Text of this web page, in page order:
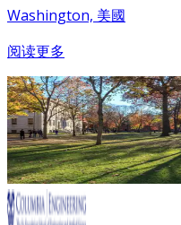
Washington, 美國
阅读更多